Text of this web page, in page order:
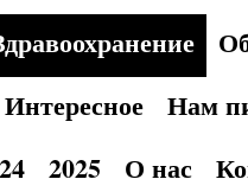
Интересное
Нам
2025 О нас